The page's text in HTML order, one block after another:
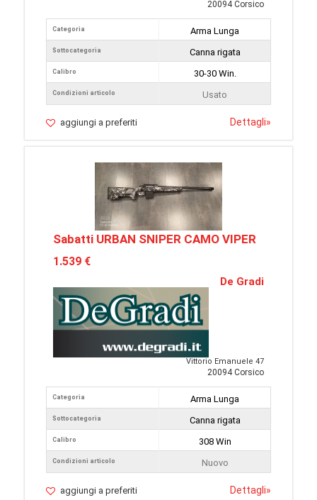
20094 Corsico
Categoria
Sottocategoria
Calibro
Condizioni articolo
Arma Lunga
Canna rigata
30-30 Win.
Usato
aggiungi a preferiti Dettagli»
Sabatti URBAN SNIPER CAMO VIPER
1.539 €
De Gradi
Vittorio Emanuele 47
20094 Corsico
Categoria
Sottocategoria
Calibro
Condizioni articolo
Arma Lunga
Canna rigata
308 Win
Nuovo
aggiungi a preferiti Dettagli»